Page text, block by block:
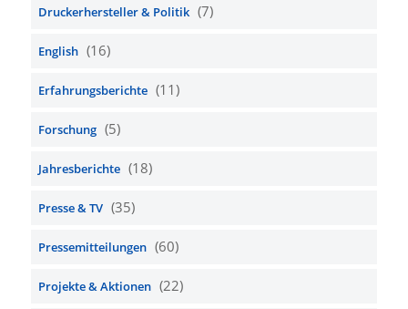
Druckerhersteller & Politik (7)
English (16)
Erfahrungsberichte (11)
Forschung (5)
Jahresberichte (18)
Presse & TV (35)
Pressemitteilungen (60)
Projekte & Aktionen (22)